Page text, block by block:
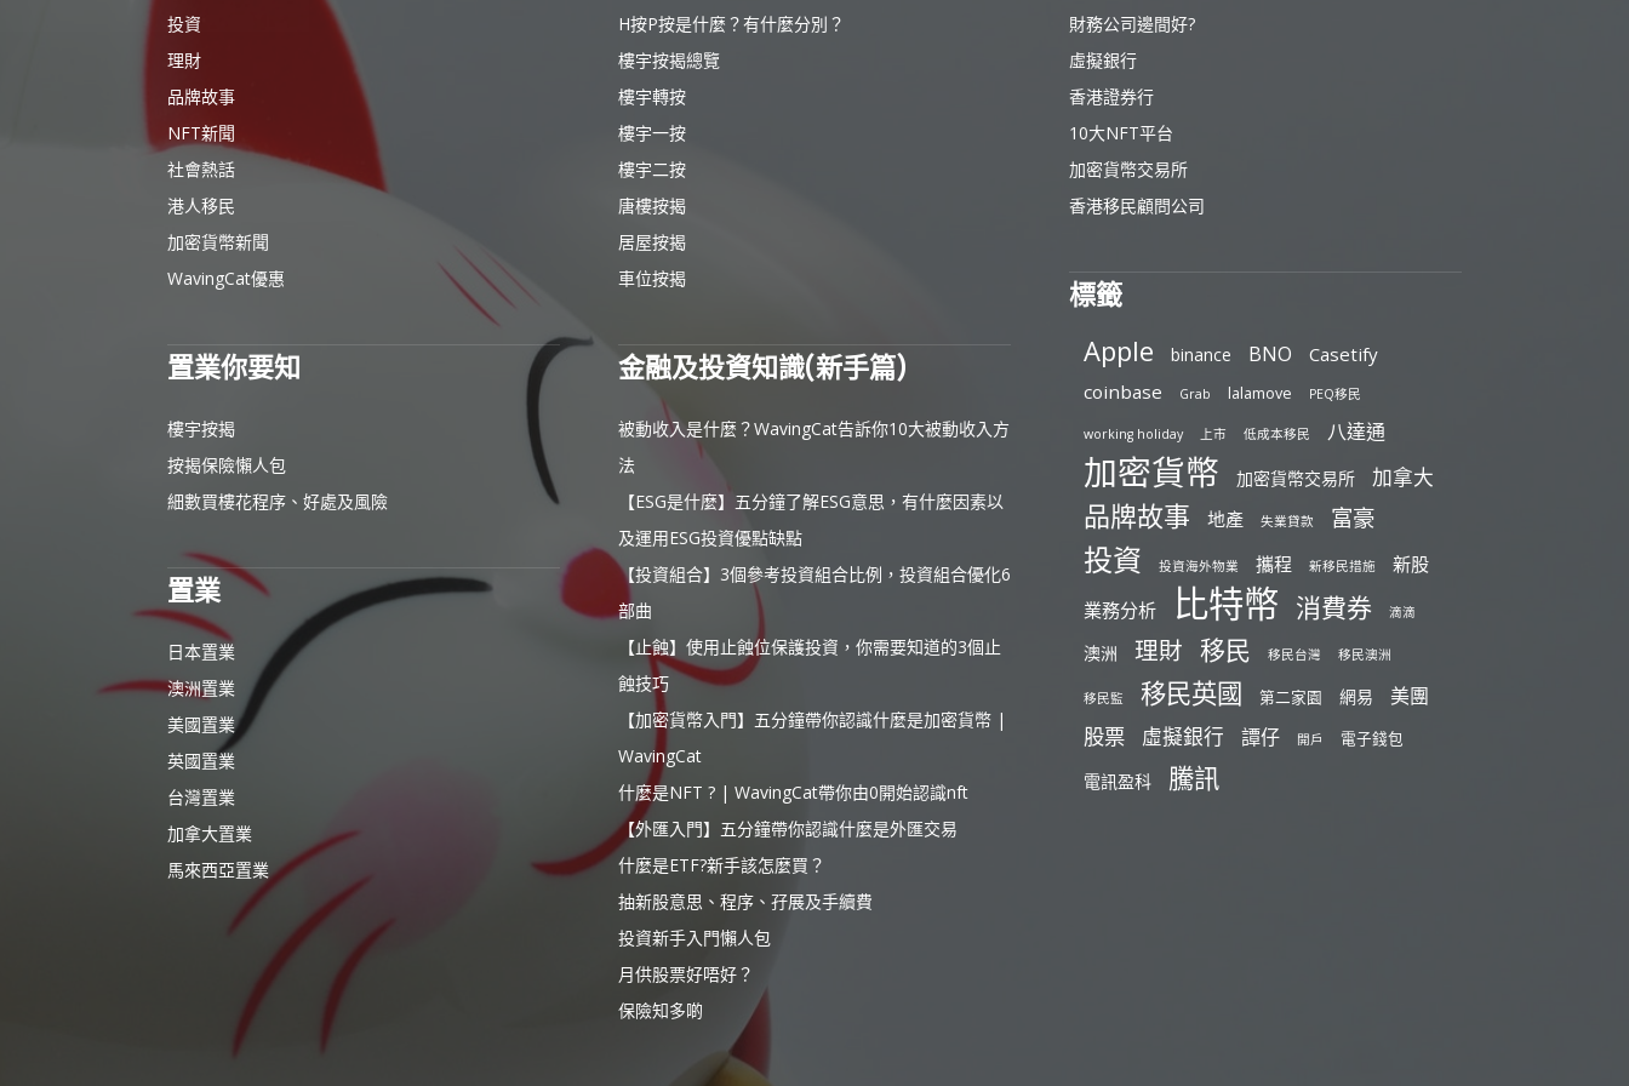
投資
理財
品牌故事
NFT新聞
社會熱話
港人移民
加密貨幣新聞
WavingCat優惠
置業你要知
樓宇按揭
按揭保險懶人包
細數買樓花程序、好處及風險
置業
日本置業
澳洲置業
美國置業
英國置業
台灣置業
加拿大置業
馬來西亞置業
H按P按是什麼？有什麼分別？
樓宇按揭總覽
樓宇轉按
樓宇一按
樓宇二按
唐樓按揭
居屋按揭
車位按揭
金融及投資知識(新手篇)
被動收入是什麼？WavingCat告訴你10大被動收入方
法
【ESG是什麼】五分鐘了解ESG意思，有什麼因素以
及運用ESG投資優點缺點
【投資組合】3個參考投資組合比例，投資組合優化6
部曲
【止蝕】使用止蝕位保護投資，你需要知道的3個止
蝕技巧
【加密貨幣入門】五分鐘帶你認識什麼是加密貨幣 |
WavingCat
什麼是NFT ? | WavingCat帶你由0開始認識nft
【外匯入門】五分鐘帶你認識什麼是外匯交易
什麼是ETF?新手該怎麼買？
抽新股意思、程序、孖展及手續費
投資新手入門懶人包
月供股票好唔好？
保險知多啲
財務公司邊間好?
虛擬銀行
香港證券行
10大NFT平台
加密貨幣交易所
香港移民顧問公司
標籤
Apple binance BNO
Casetify
coinbase
Grab lalamove PEQ移民
working holiday 上市 低成本移民 八達通
加密貨幣 加密貨幣交易所 加拿大
品牌故事 地產 失業貸款 富豪
投資 投資海外物業 攜程 新移民措施
新股
業務分析
比特幣 消費券 滴滴
澳洲 理財 移民 移民台灣 移民澳洲
移民監 移民英國 第二家園 網易 美團
股票 虛擬銀行 譚仔 開戶 電子錢包
電訊盈科 騰訊